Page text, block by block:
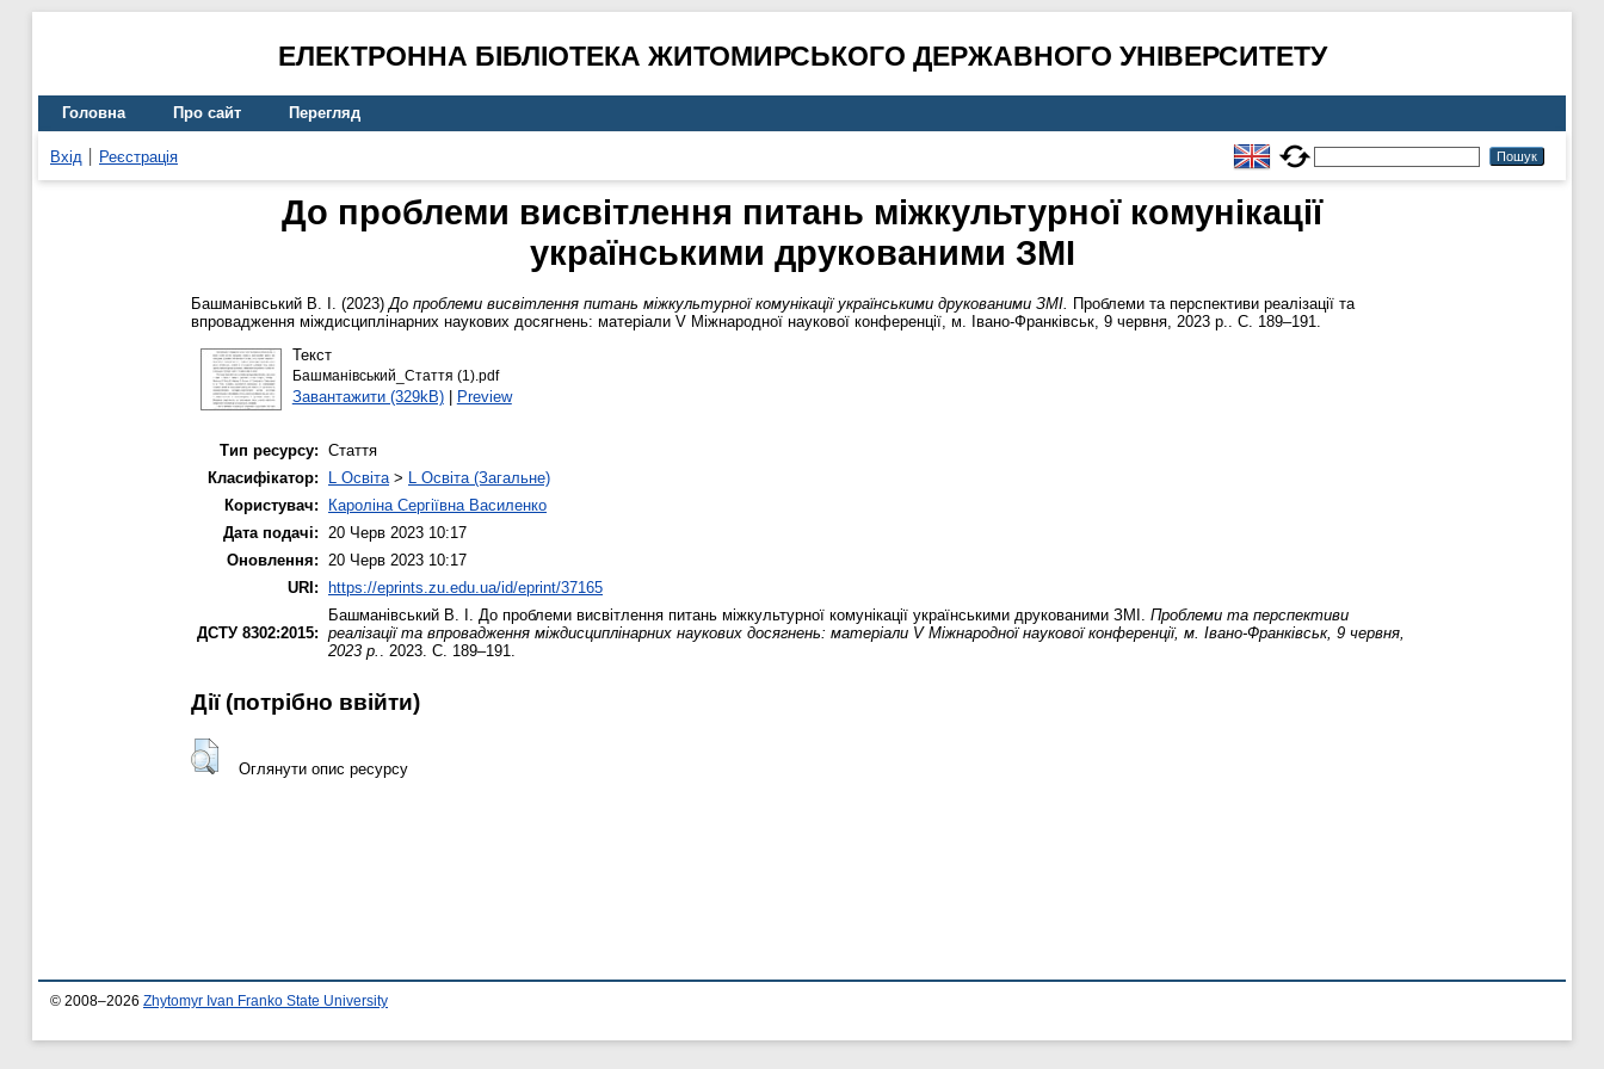
ЕЛЕКТРОННА БІБЛІОТЕКА ЖИТОМИРСЬКОГО ДЕРЖАВНОГО УНІВЕРСИТЕТУ
Головна Про сайт Перегляд
Вхід Реєстрація
До проблеми висвітлення питань міжкультурної комунікації
українськими друкованими ЗМІ
Башманівський В. І. (2023)До проблеми висвітлення питань міжкультурної комунікації українськими друкованими ЗМІ. Проблеми та перспективи реалізації та
впровадження міждисциплінарних наукових досягнень: матеріали V Міжнародної наукової конференції, м. Івано-Франківськ, 9 червня, 2023 р.. С. 189–191.
Текст
Башманівський_Стаття (1).pdf
Завантажити (329kB)| Preview
Тип ресурсу: Стаття
Класифікатор:
L Освіта> L Освіта (Загальне)
Користувач:
Кароліна Сергіївна Василенко
Дата подачі: 20 Черв 2023 10:17
Оновлення: 20 Черв 2023 10:17
URI:
https://eprints.zu.edu.ua/id/eprint/37165
ДСТУ 8302:2015:
Башманівський В. І. До проблеми висвітлення питань міжкультурної комунікації українськими друкованими ЗМІ. Проблеми та перспективи
реалізації та впровадження міждисциплінарних наукових досягнень: матеріали V Міжнародної наукової конференції, м. Івано-Франківськ, 9 червня,
2023 р. . 2023. С. 189–191.
Дії ​​(потрібно ввійти)
Оглянути опис ресурсу
© 2008–2026 Zhytomyr Ivan Franko State University